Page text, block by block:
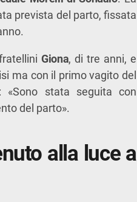
prevista del parto, fissata
Giona, di tre anni, e
ma con il primo vagito del
«Sono stata seguita con
del parto».
alla luce a